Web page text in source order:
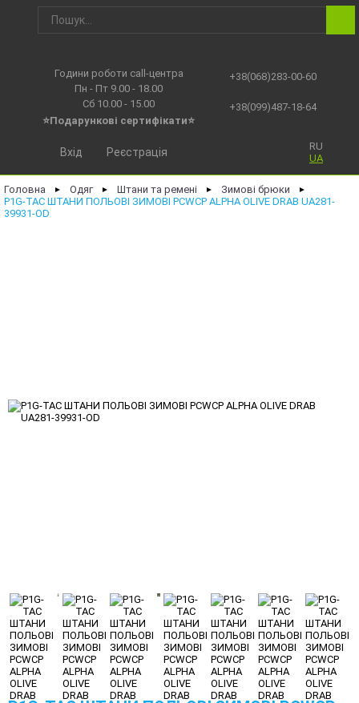
Години роботи call-центра
Пн - Пт 9.00 - 18.00
Сб 10.00 - 15.00
⭐Подарункові сертифікати⭐
+38(068)283-00-60
+38(099)487-18-64
RU
UA
Вхід Реєстрація
Головна ► Одяг ► Штани та ремені ► Зимові брюки ►
P1G-TAC ШТАНИ ПОЛЬОВI ЗИМОВI PCWCP ALPHA OLIVE DRAB UA281-
39931-OD